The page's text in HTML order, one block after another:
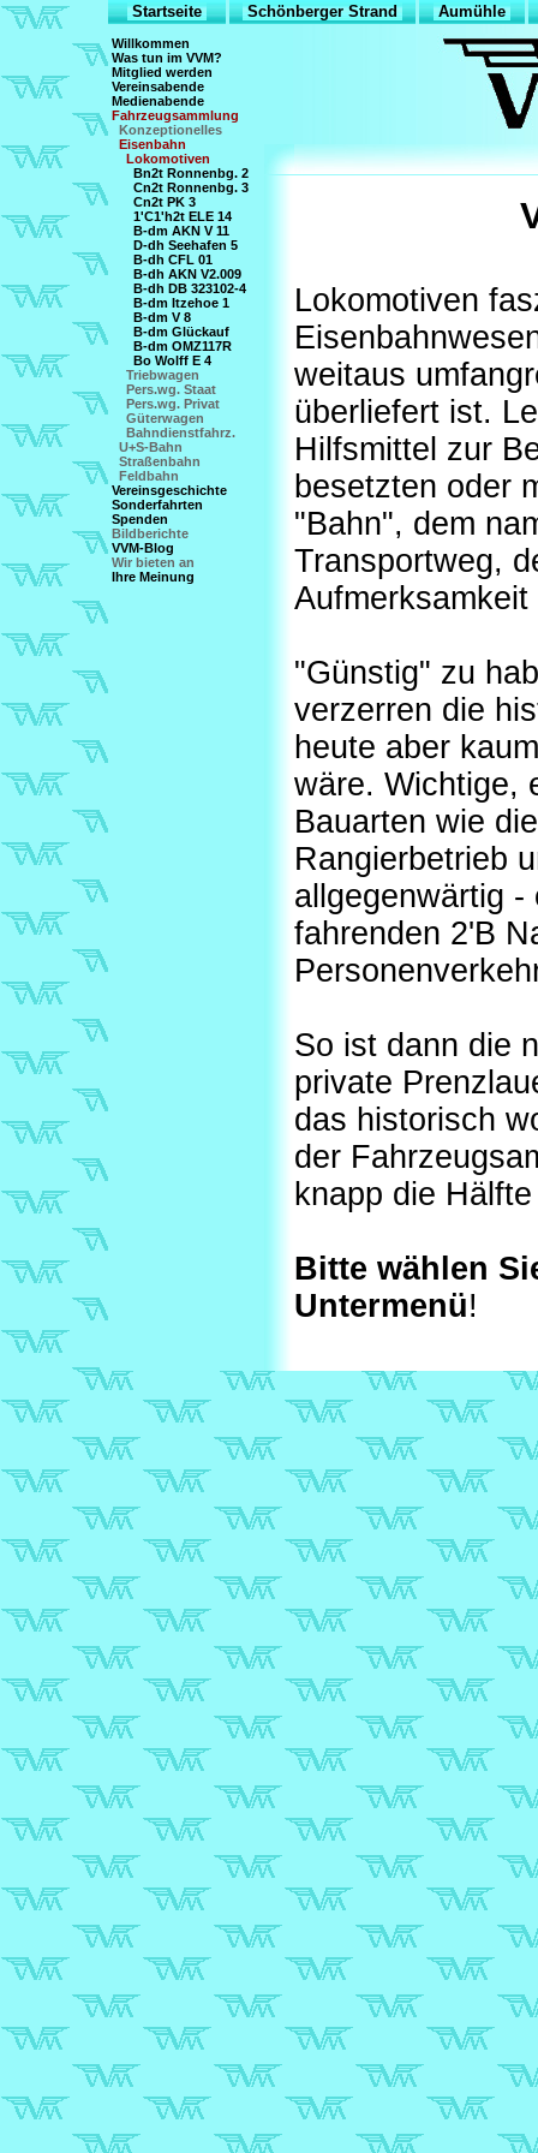
Startseite Schönberger Strand Aumühle
Willkommen
Was tun im VVM?
Mitglied werden
Vereinsabende
Medienabende
Fahrzeugsammlung
Konzeptionelles
Eisenbahn
Lokomotiven
Bn2t Ronnenbg. 2
Cn2t Ronnenbg. 3
Cn2t PK 3
1'C1'h2t ELE 14
B-dm AKN V 11
D-dh Seehafen 5
B-dh CFL 01
B-dh AKN V2.009
B-dh DB 323102-4
B-dm Itzehoe 1
B-dm V 8
B-dm Glückauf
B-dm OMZ117R
Bo Wolff E 4
Triebwagen
Pers.wg. Staat
Pers.wg. Privat
Güterwagen
Bahndienstfahrz.
U+S-Bahn
Straßenbahn
Feldbahn
Vereinsgeschichte
Sonderfahrten
Spenden
Bildberichte
VVM-Blog
Wir bieten an
Ihre Meinung
Lokomotiven
weitaus
überliefert ist.
Hilfsmittel zur
besetzten oder
"Bahn", dem
Transportweg,
"Günstig" zu
verzerren die
heute aber
wäre. Wichtige,
Bauarten wie
Rangierbetrieb
allgegenwärtig
fahrenden 2'B
So ist dann die
private
das historisch
der
knapp die
Bitte wählen
Untermenü!